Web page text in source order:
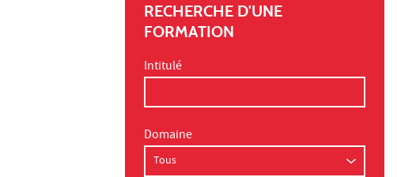
RECHERCHE D'UNE
FORMATION
Intitulé
Domaine